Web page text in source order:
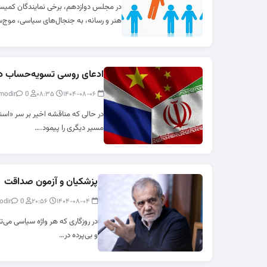
در مجلس دوازدهم، برخی نمایندگان
هنر و رسانه، به جنجال‌های سیاسی،
ادعای روسی تسویه‌حساب
modir
0
در حالی که مناقشه اخیر بر سر
مسیر دیگری را پیمود.…
پزشکیان و آزمون صداقت
۱۴۰۴-۰۸-۰۴ ۲۰:۵۶ modir
0
در روزگاری که هر واژه سیاسی
و بی‌پرده در…